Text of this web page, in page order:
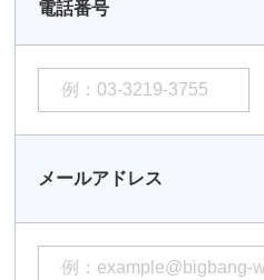
電話番号
メールアドレス